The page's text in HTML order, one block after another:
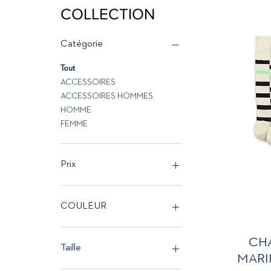
COLLECTION
Catégorie
Tout
ACCESSOIRES
ACCESSOIRES HOMMES
HOMME
FEMME
Prix
25 €
COULEUR
BLANC
Taille